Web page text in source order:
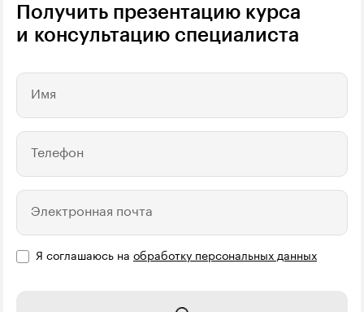
Получить презентацию курса
и консультацию специалиста
Имя
Телефон
Электронная почта
Я соглашаюсь на обработку персональных данных